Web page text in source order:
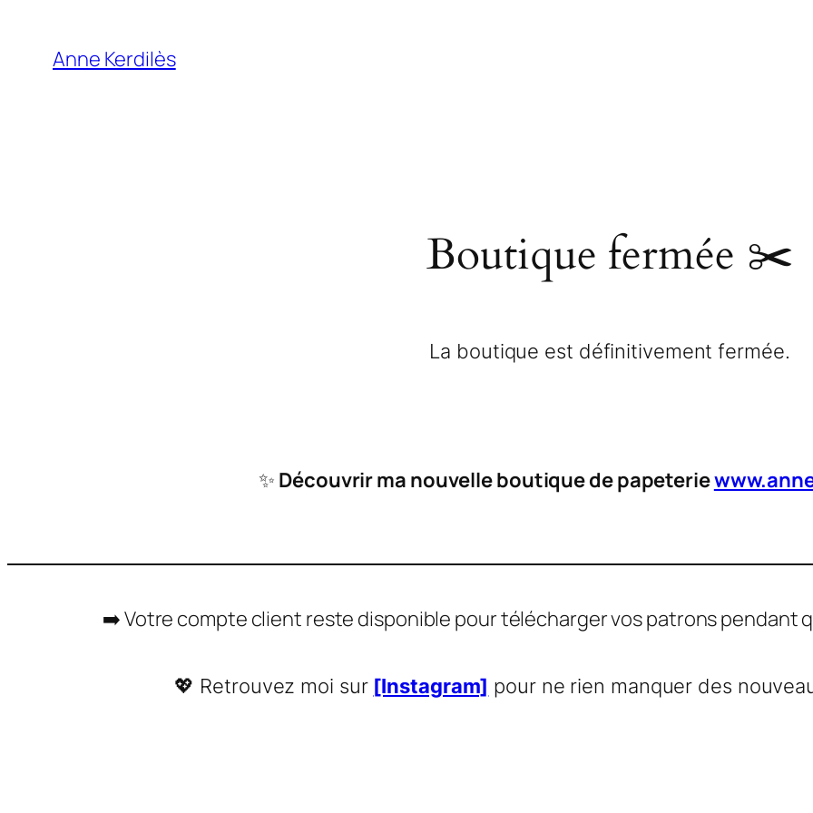
Anne Kerdilès
Boutique fermée ✂️
La boutique est définitivement fermée.
✨ Découvrir ma nouvelle boutique de papeterie
➡️ Votre compte client reste disponible pour télécharger vos patrons pendant
💖 Retrouvez moi sur [Instagram] pour ne rien manquer des